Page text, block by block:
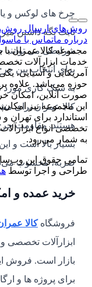
چرخ های لوکس و
ثابت نگه داشتن
شرایطی می
برای انتخاب بین
به سبک کاری مورد
کالا عمران برای
هستند. مقاومت
بسیار بالا است و
ضربه، محسوب
خرید عمده و
فروشگاهکالا
ابزارآلات تخصصی
بازار است. فروش
برای پروژه ها و
روش‌های ارسال
درباره ماتماس با ما
آمریکایی و آسیایی،
حوزه می‌باشد. علاوه
صورت آنلاین،
این مجموعه نیز
استاندارد برای
تخصصی انواع
به شمار می‌رود.
تمامی حقوق این
طراحی و اجرا توسط